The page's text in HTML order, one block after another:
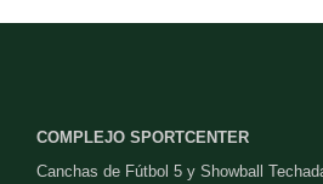
COMPLEJO SPORTCENTER
Canchas de Fútbol 5 y Showball